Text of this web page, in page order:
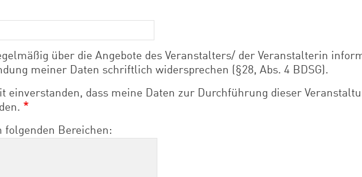
über die Angebote des Veranstalters/ der Veranstalterin
meiner Daten schriftlich widersprechen (§28, Abs. 4 BDSG).
einverstanden, dass meine Daten zur Durchführung dieser
folgenden Bereichen: